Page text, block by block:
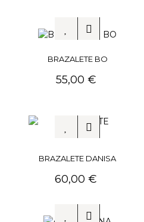
BRAZALETE BO
Precio
55,00 €
BRAZALETE DANISA
Precio
60,00 €